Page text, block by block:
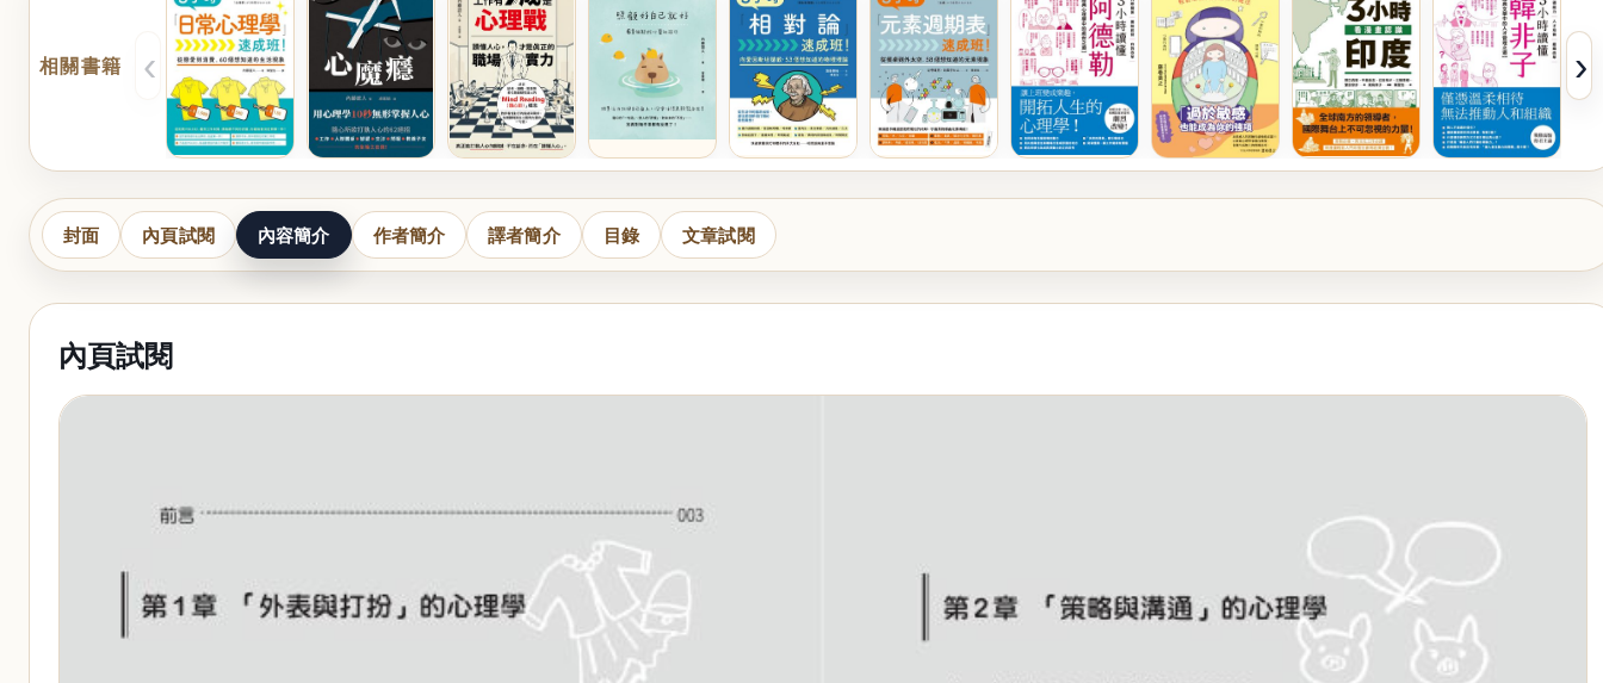
相關書籍 ‹ ›
封面 內頁試閱 內容簡介 作者簡介 譯者簡介 目錄 文章試閱
內頁試閱